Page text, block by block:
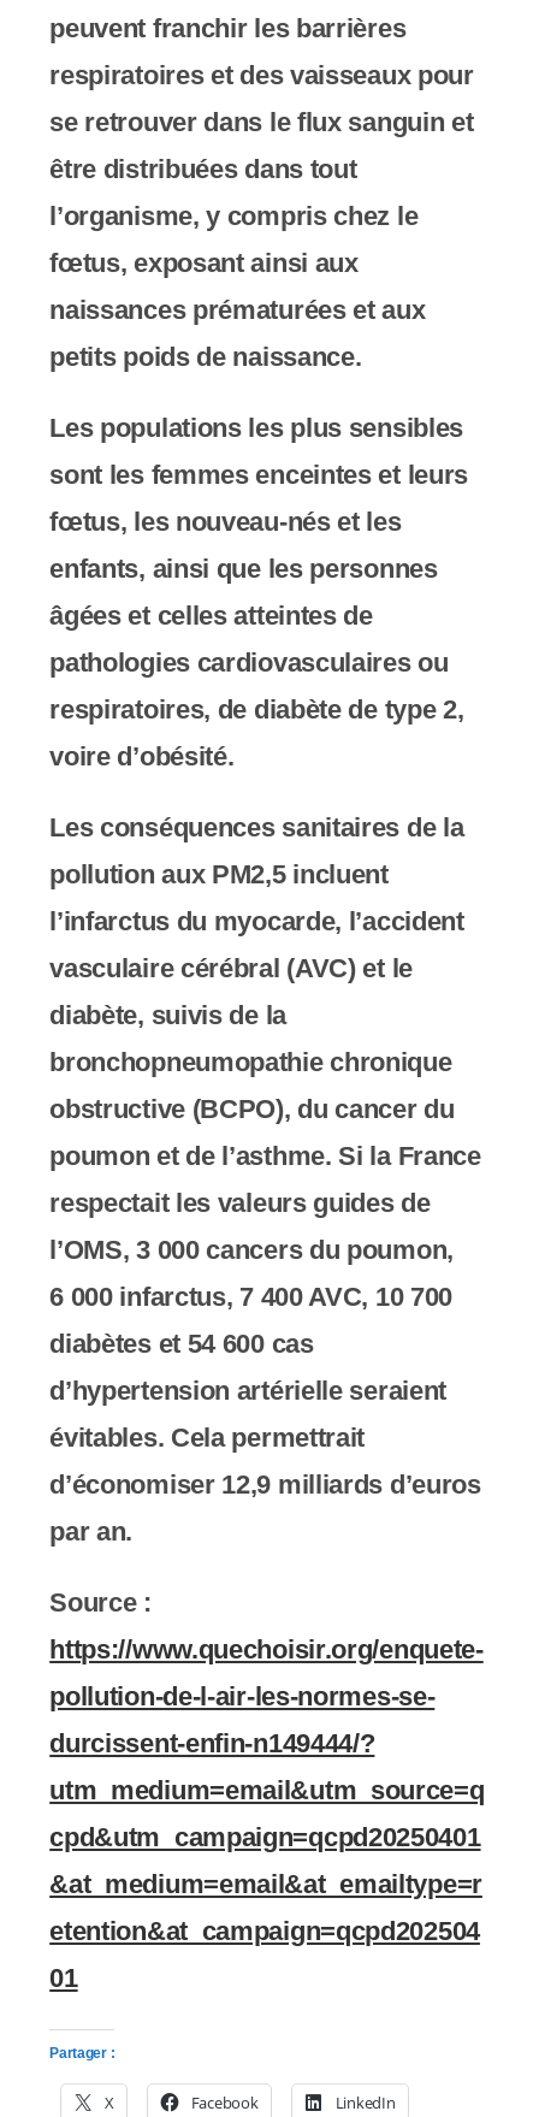
peuvent franchir les barrières
respiratoires et des vaisseaux pour
se retrouver dans le flux sanguin et
être distribuées dans tout
l’organisme, y compris chez le
fœtus, exposant ainsi aux
naissances prématurées et aux
petits poids de naissance.
Les populations les plus sensibles
sont les femmes enceintes et leurs
fœtus, les nouveau-nés et les
enfants, ainsi que les personnes
âgées et celles atteintes de
pathologies cardiovasculaires ou
respiratoires, de diabète de type 2,
voire d’obésité.
Les conséquences sanitaires de la
pollution aux PM2,5 incluent
l’infarctus du myocarde, l’accident
vasculaire cérébral (AVC) et le
diabète, suivis de la
bronchopneumopathie chronique
obstructive (BCPO), du cancer du
poumon et de l’asthme. Si la France
respectait les valeurs guides de
l’OMS, 3 000 cancers du poumon,
6 000 infarctus, 7 400 AVC, 10 700
diabètes et 54 600 cas
d’hypertension artérielle seraient
évitables. Cela permettrait
d’économiser 12,9 milliards d’euros
par an.
Source :
https://www.quechoisir.org/enquete-
pollution-de-l-air-les-normes-se-
durcissent-enfin-n149444/?
utm_medium=email&utm_source=q
cpd&utm_campaign=qcpd20250401
&at_medium=email&at_emailtype=r
etention&at_campaign=qcpd202504
01
Partager :
X Facebook LinkedIn